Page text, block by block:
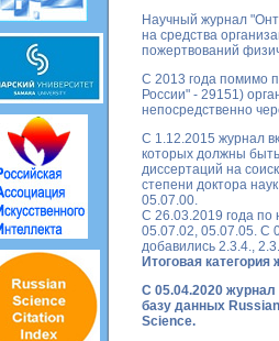
Научный журнал
на средства
пожертвований
С 2013 года помимо
России" - 29151)
непосредственно
С 1.12.2015 журнал
которых должны
диссертаций на
степени доктора
05.07.00.
C 26.03.2019 года
05.07.02, 05.07.05. C
добавились 2.3.4.,
Итоговая
C 05.04.2020
базу данных
Science.